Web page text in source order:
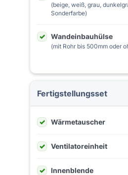
(beige, weiß, grau,
Sonderfarbe)
Wandeinbauhülse
(mit Rohr bis 500mm oder
Fertigstellungsset
Wärmetauscher
Ventilatoreinheit
Innenblende